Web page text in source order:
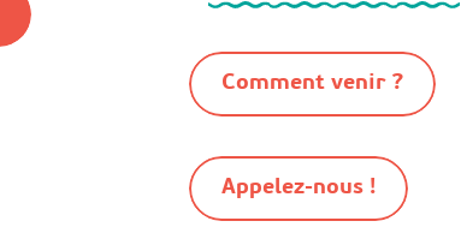
Comment venir ?
Appelez-nous !